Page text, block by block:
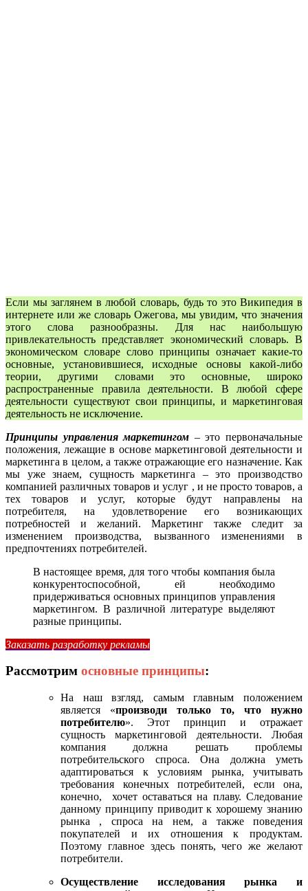
Если мы заглянем в любой словарь, будь то это Википедия в
интернете или же словарь Ожегова, мы увидим, что значения
этого слова разнообразны. Для нас наибольшую
привлекательность представляет экономический словарь. В
экономическом словаре слово принципы означает какие-то
основные, установившиеся, исходные основы какой-либо
теории, другими словами это основные, широко
распространенные правила деятельности. В любой сфере
деятельности существуют свои принципы, и маркетинговая
деятельность не исключение.
Принципы управления маркетингом – это первоначальные
положения, лежащие в основе маркетинговой деятельности и
маркетинга в целом, а также отражающие его назначение. Как
мы уже знаем, сущность маркетинга – это производство
компанией различных товаров и услуг , и не просто товаров, а
тех товаров и услуг, которые будут направлены на
потребителя, на удовлетворение его возникающих
потребностей и желаний. Маркетинг также следит за
изменением производства, вызванного изменениями в
предпочтениях потребителей.
В настоящее время, для того чтобы компания была
конкурентоспособной, ей необходимо
придерживаться основных принципов управления
маркетингом. В различной литературе выделяют
разные принципы.
Заказать разработку рекламы
Рассмотрим основные принципы:
На наш взгляд, самым главным положением
является «производи только то, что нужно
потребителю». Этот принцип и отражает
сущность маркетинговой деятельности. Любая
компания должна решать проблемы
потребительского спроса. Она должна уметь
адаптироваться к условиям рынка, учитывать
требования конечных потребителей, если она,
конечно, хочет оставаться на плаву. Следование
данному принципу приводит к хорошему знанию
рынка , спроса на нем, а также поведения
покупателей и их отношения к продуктам.
Поэтому главное здесь понять, чего же желают
потребители.
Осуществление исследования рынка и